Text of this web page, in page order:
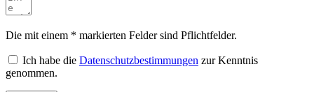
Die mit einem * markierten Felder sind Pflichtfelder.
Ich habe die Datenschutzbestimmungen zur Kenntnis
genommen.